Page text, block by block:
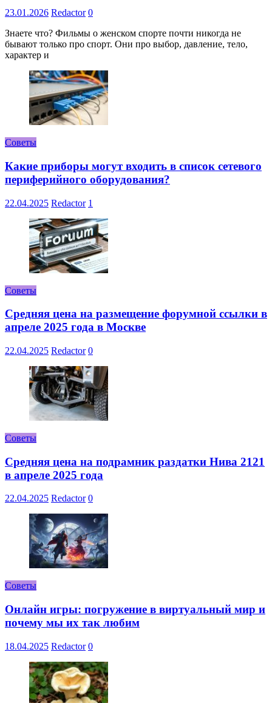
23.01.2026 Redactor 0
Знаете что? Фильмы о женском спорте почти никогда не
бывают только про спорт. Они про выбор, давление, тело,
характер и
Советы
Какие приборы могут входить в список сетевого
периферийного оборудования?
22.04.2025 Redactor 1
Советы
Средняя цена на размещение форумной ссылки в
апреле 2025 года в Москве
22.04.2025 Redactor 0
Советы
Средняя цена на подрамник раздатки Нива 2121
в апреле 2025 года
22.04.2025 Redactor 0
Советы
Онлайн игры: погружение в виртуальный мир и
почему мы их так любим
18.04.2025 Redactor 0